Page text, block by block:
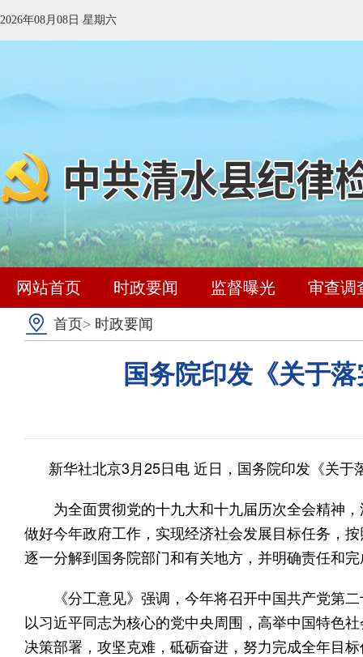
2026年08月08日 星期六
网站首页 时政要闻 监督曝光 审查调
首页> 时政要闻
国务院印发《关于
新华社北京3月25日电 近日，国务院印发《关于
为全面贯彻党的十九大和十九届历次全会精神，
做好今年政府工作，实现经济社会发展目标任务，
逐一分解到国务院部门和有关地方，并明确责任和
《分工意见》强调，今年将召开中国共产党第二
以习近平同志为核心的党中央周围，高举中国特色
决策部署，攻坚克难，砥砺奋进，努力完成全年目